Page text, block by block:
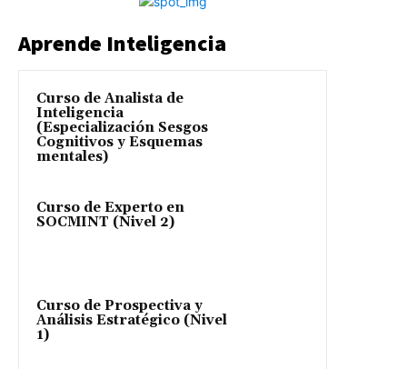
Aprende Inteligencia
Curso de Analista de
Inteligencia
(Especialización Sesgos
Cognitivos y Esquemas
mentales)
Curso de Experto en
SOCMINT (Nivel 2)
Curso de Prospectiva y
Análisis Estratégico (Nivel
1)